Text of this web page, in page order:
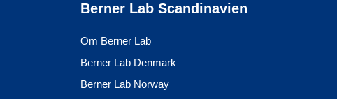
Berner Lab Scandinavien
Om Berner Lab
Berner Lab Denmark
Berner Lab Norway